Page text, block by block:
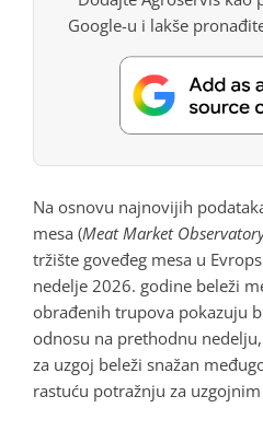
Google-u i lakše
Na osnovu najnovijih
mesa (Meat Market
tržište goveđeg mesa u
nedelje 2026. godine beleži
obrađenih trupova pokazuju
odnosu na prethodnu
za uzgoj beleži snažan
rastuću potražnju za